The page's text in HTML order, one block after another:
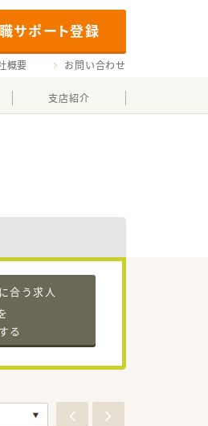
職サポート登録
概要 お問い合わせ
支店紹介
合う求人
る